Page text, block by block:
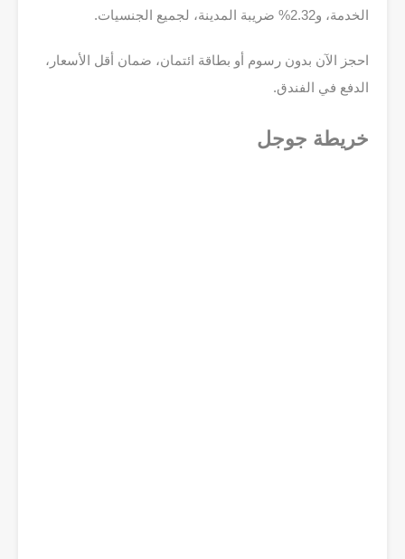
الخدمة، و2.32% ضريبة المدينة، لجميع الجنسيات.
احجز الآن بدون رسوم أو بطاقة ائتمان، ضمان أقل الأسعار،
الدفع في الفندق.
خريطة جوجل